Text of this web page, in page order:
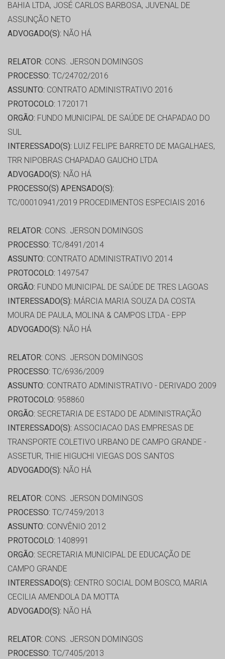
BAHIA LTDA, JOSÉ CARLOS BARBOSA, JUVENAL DE
ASSUNÇÃO NETO
ADVOGADO(S): NÃO HÁ
RELATOR: CONS. JERSON DOMINGOS
PROCESSO: TC/24702/2016
ASSUNTO: CONTRATO ADMINISTRATIVO 2016
PROTOCOLO: 1720171
ORGÃO: FUNDO MUNICIPAL DE SAÚDE DE CHAPADAO DO
SUL
INTERESSADO(S): LUIZ FELIPE BARRETO DE MAGALHAES,
TRR NIPOBRAS CHAPADAO GAUCHO LTDA
ADVOGADO(S): NÃO HÁ
PROCESSO(S) APENSADO(S):
TC/00010941/2019 PROCEDIMENTOS ESPECIAIS 2016
RELATOR: CONS. JERSON DOMINGOS
PROCESSO: TC/8491/2014
ASSUNTO: CONTRATO ADMINISTRATIVO 2014
PROTOCOLO: 1497547
ORGÃO: FUNDO MUNICIPAL DE SAÚDE DE TRES LAGOAS
INTERESSADO(S): MÁRCIA MARIA SOUZA DA COSTA
MOURA DE PAULA, MOLINA & CAMPOS LTDA - EPP
ADVOGADO(S): NÃO HÁ
RELATOR: CONS. JERSON DOMINGOS
PROCESSO: TC/6936/2009
ASSUNTO: CONTRATO ADMINISTRATIVO - DERIVADO 2009
PROTOCOLO: 958860
ORGÃO: SECRETARIA DE ESTADO DE ADMINISTRAÇÃO
INTERESSADO(S): ASSOCIACAO DAS EMPRESAS DE
TRANSPORTE COLETIVO URBANO DE CAMPO GRANDE -
ASSETUR, THIE HIGUCHI VIEGAS DOS SANTOS
ADVOGADO(S): NÃO HÁ
RELATOR: CONS. JERSON DOMINGOS
PROCESSO: TC/7459/2013
ASSUNTO: CONVÊNIO 2012
PROTOCOLO: 1408991
ORGÃO: SECRETARIA MUNICIPAL DE EDUCAÇÃO DE
CAMPO GRANDE
INTERESSADO(S): CENTRO SOCIAL DOM BOSCO, MARIA
CECILIA AMENDOLA DA MOTTA
ADVOGADO(S): NÃO HÁ
RELATOR: CONS. JERSON DOMINGOS
PROCESSO: TC/7405/2013